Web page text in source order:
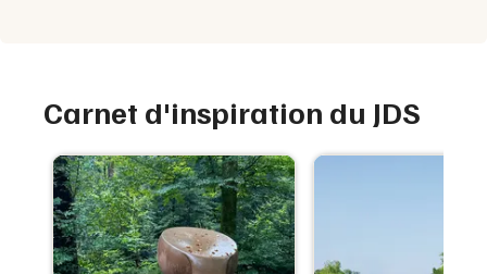
Carnet d'inspiration du JDS